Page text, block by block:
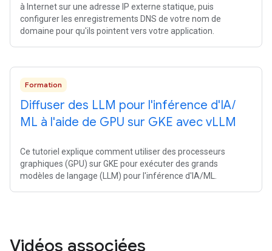
à Internet sur une adresse IP externe statique, puis
configurer les enregistrements DNS de votre nom de
domaine pour qu'ils pointent vers votre application.
Formation
Diffuser des LLM pour l'inférence d'IA/
ML à l'aide de GPU sur GKE avec vLLM
Ce tutoriel explique comment utiliser des processeurs
graphiques (GPU) sur GKE pour exécuter des grands
modèles de langage (LLM) pour l'inférence d'IA/ML.
Vidéos associées